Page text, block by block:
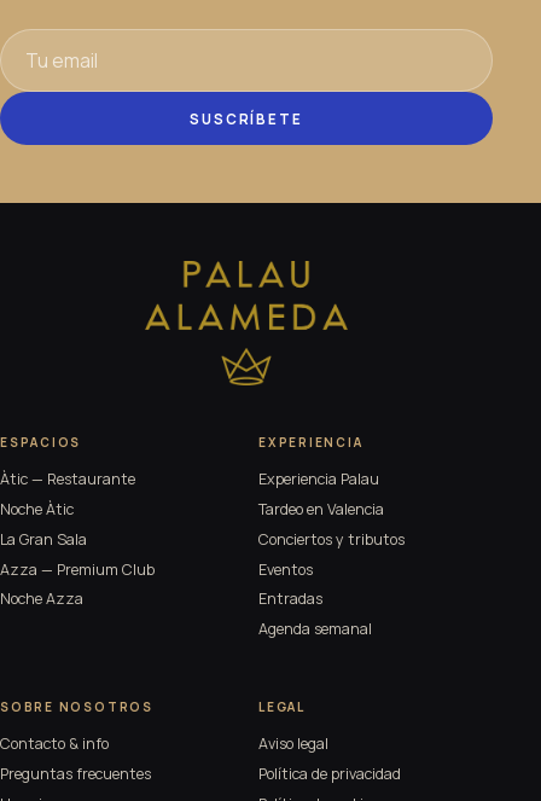
SUSCRÍBETE
ESPACIOS
Àtic — Restaurante
Noche Àtic
La Gran Sala
Azza — Premium Club
Noche Azza
EXPERIENCIA
Experiencia Palau
Tardeo en Valencia
Conciertos y tributos
Eventos
Entradas
Agenda semanal
SOBRE NOSOTROS
Contacto & info
Preguntas frecuentes
LEGAL
Aviso legal
Política de privacidad